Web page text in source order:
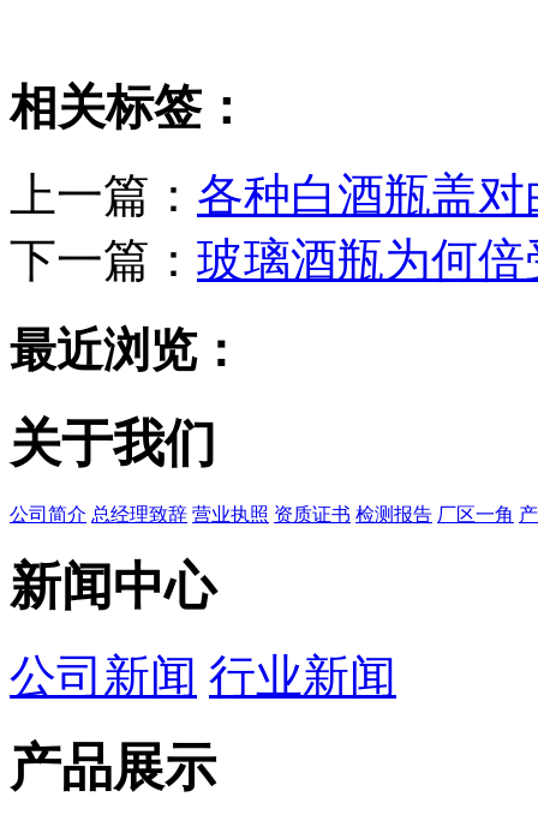
相关标签：
上一篇： 各种白酒瓶盖
下一篇： 玻璃酒瓶为何
最近浏览：
关于我们
公司简介 总经理致辞 营业执照 资质证书 检测报告 厂区一角
新闻中心
公司新闻 行业新闻
产品展示